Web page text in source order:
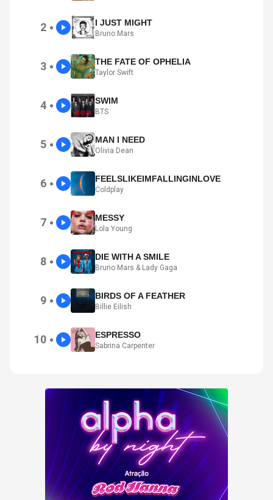
2 ● I JUST MIGHT
Bruno Mars
3 ● THE FATE OF OPHELIA
Taylor Swift
4 ● SWIM
BTS
5 ● MAN I NEED
Olivia Dean
6 ● FEELSLIKEIMFALLINGINLOVE
Coldplay
7 ● MESSY
Lola Young
8 ● DIE WITH A SMILE
Bruno Mars & Lady Gaga
9 ● BIRDS OF A FEATHER
Billie Eilish
10 ● ESPRESSO
Sabrina Carpenter